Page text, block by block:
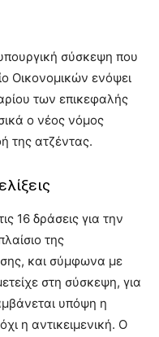
σύσκεψη που
Οικονομικών ενόψει
των επικεφαλής
ο νέος νόμος
της ατζέντας.
16 δράσεις για την
της
και σύμφωνα με
στη σύσκεψη, για
υπόψη η
η αντικειμενική. Ο